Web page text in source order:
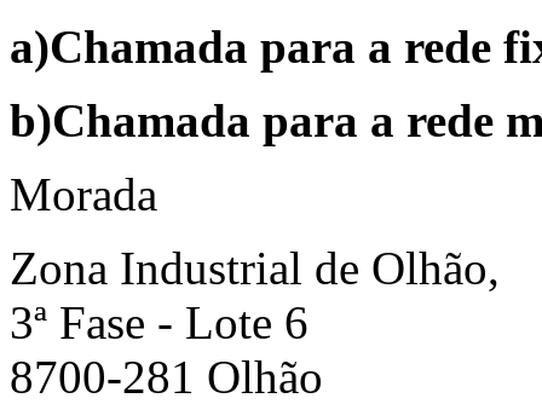
a)Chamada para a rede
b)Chamada para a rede
Morada
Zona Industrial de Olhão,
3ª Fase - Lote 6
8700-281 Olhão